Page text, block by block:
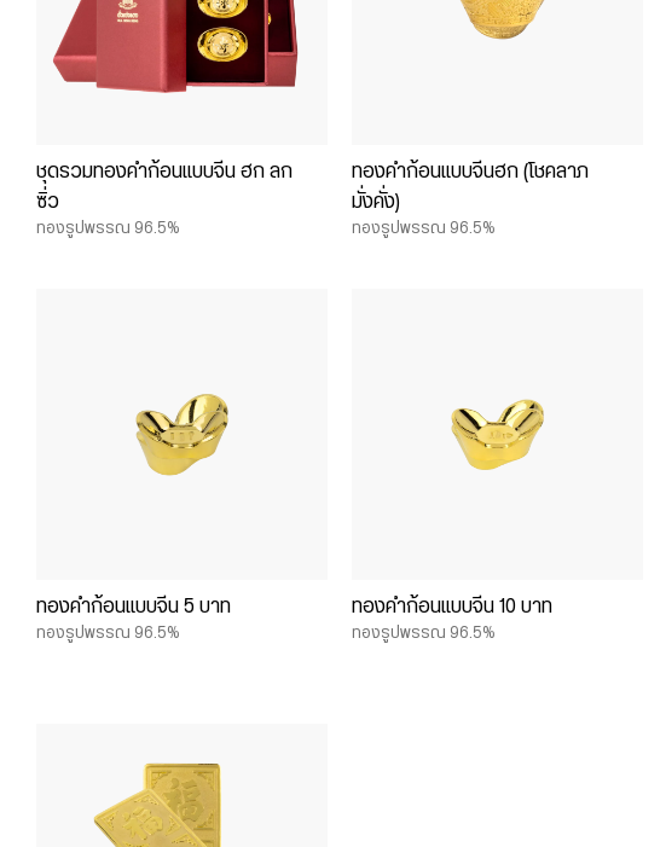
ชุดรวมทองคำก้อนแบบจีน ฮก ลก
ซิ่ว
ทองรูปพรรณ 96.5%
ทองคำก้อนแบบจีนฮก (โชคลาภ
มั่งคั่ง)
ทองรูปพรรณ 96.5%
ทองคำก้อนแบบจีน 5 บาท
ทองรูปพรรณ 96.5%
ทองคำก้อนแบบจีน 10 บาท
ทองรูปพรรณ 96.5%